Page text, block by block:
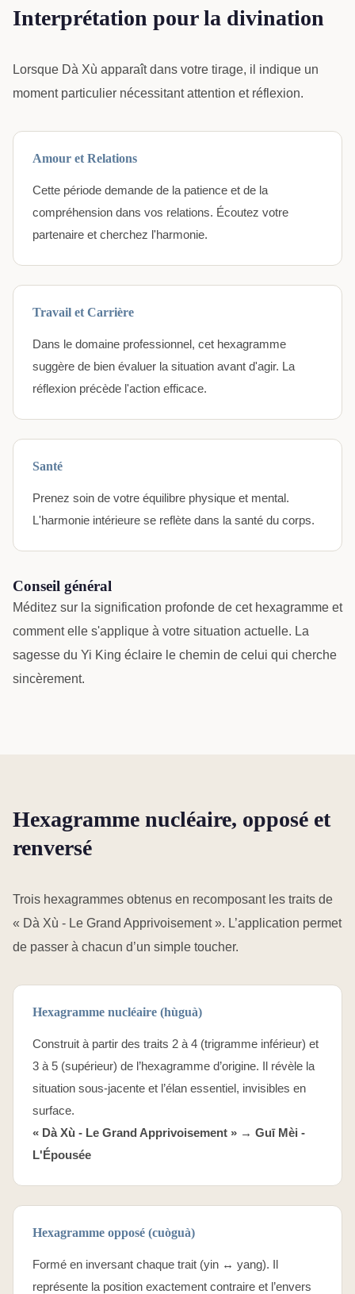
Interprétation pour la divination
Lorsque Dà Xù apparaît dans votre tirage, il indique un
moment particulier nécessitant attention et réflexion.
Amour et Relations
Cette période demande de la patience et de la
compréhension dans vos relations. Écoutez votre
partenaire et cherchez l'harmonie.
Travail et Carrière
Dans le domaine professionnel, cet hexagramme
suggère de bien évaluer la situation avant d'agir. La
réflexion précède l'action efficace.
Santé
Prenez soin de votre équilibre physique et mental.
L'harmonie intérieure se reflète dans la santé du corps.
Conseil général
Méditez sur la signification profonde de cet hexagramme et
comment elle s'applique à votre situation actuelle. La
sagesse du Yi King éclaire le chemin de celui qui cherche
sincèrement.
Hexagramme nucléaire, opposé et
renversé
Trois hexagrammes obtenus en recomposant les traits de
« Dà Xù - Le Grand Apprivoisement ». L’application permet
de passer à chacun d’un simple toucher.
Hexagramme nucléaire (hùguà)
Construit à partir des traits 2 à 4 (trigramme inférieur) et
3 à 5 (supérieur) de l’hexagramme d’origine. Il révèle la
situation sous-jacente et l’élan essentiel, invisibles en
surface.
« Dà Xù - Le Grand Apprivoisement » → Guī Mèi -
L'Épousée
Hexagramme opposé (cuòguà)
Formé en inversant chaque trait (yin ↔ yang). Il
représente la position exactement contraire et l’envers